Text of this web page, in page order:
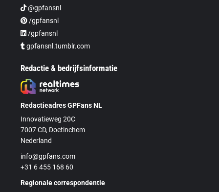
@gpfansnl
/gpfansnl
/gpfansnl
gpfansnl.tumblr.com
Redactie & bedrijfsinformatie
Redactieadres GPFans NL
Innovatieweg 20C
7007 CD, Doetinchem
Nederland
info@gpfans.com
+31 6 455 168 60
Regionale correspondentie